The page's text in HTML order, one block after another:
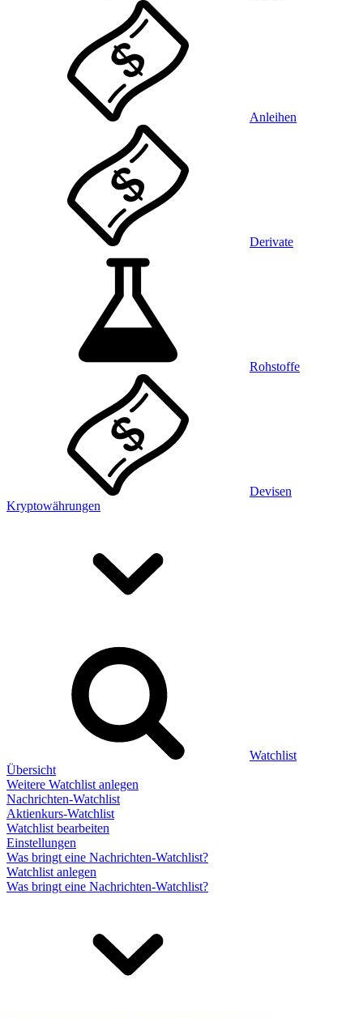
Anleihen
Derivate
Rohstoffe
Devisen
Kryptowährungen
Watchlist
Übersicht
Weitere Watchlist anlegen
Nachrichten-Watchlist
Aktienkurs-Watchlist
Watchlist bearbeiten
Einstellungen
Was bringt eine Nachrichten-Watchlist?
Watchlist anlegen
Was bringt eine Nachrichten-Watchlist?